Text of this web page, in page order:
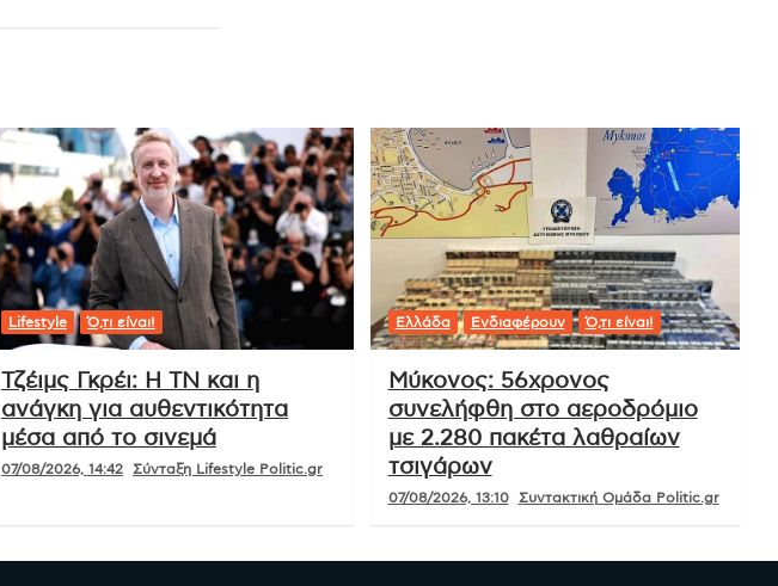
Lifestyle Ό,τι είναι!
Τζέιμς Γκρέι: Η ΤΝ και η
ανάγκη για αυθεντικότητα
μέσα από το σινεμά
07/08/2026, 14:42 Σύνταξη Lifestyle Politic.gr
Ελλάδα Ενδιαφέρουν Ό,τι είναι!
Μύκονος: 56χρονος
συνελήφθη στο αεροδρόμιο
με 2.280 πακέτα λαθραίων
τσιγάρων
07/08/2026, 13:10 Συντακτική Ομάδα Politic.gr